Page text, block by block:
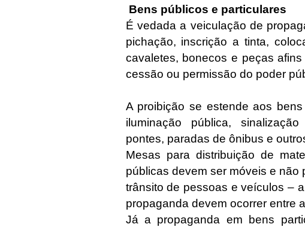
Bens públicos e particulares
É vedada a veiculação de
pichação, inscrição a tinta,
cavaletes, bonecos e peças
cessão ou permissão do poder
A proibição se estende aos
iluminação pública,
pontes, paradas de ônibus e
Mesas para distribuição de
públicas devem ser móveis e não
trânsito de pessoas e veículos –
propaganda devem ocorrer entre
Já a propaganda em bens